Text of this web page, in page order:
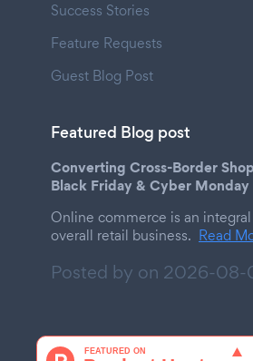
Success Stories
Feature Requests
Guest Blog Post
Featured Blog post
Converting Cross-Border
Black Friday & Cyber Monday
Online commerce is an
overall retail business. Read
Posted by on 2026-08-